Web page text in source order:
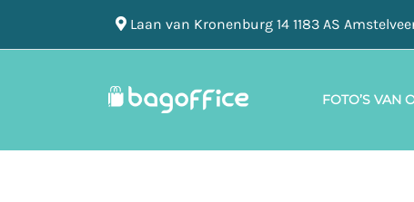
Laan van Kronenburg 14 1183 AS
FOTO’S VAN